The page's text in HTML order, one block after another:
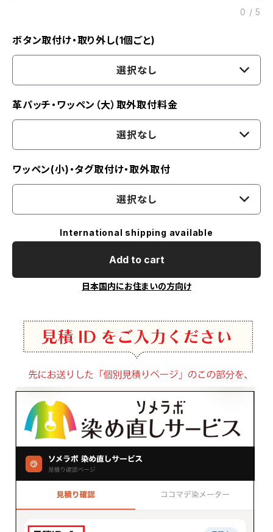
0 /5
ボタン取付け・取り外し(1個ごと)
選択なし
革パッチ・ワッペン（大）取外取付料金
選択なし
ワッペン(小)・タグ取付け・取外取付
選択なし
International shipping available
Add to cart
日本国内にお住まいの方向け